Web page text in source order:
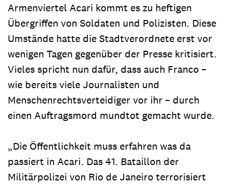
Armenviertel Acari kommt es zu heftigen
Übergriffen von Soldaten und Polizisten. Diese
Umstände hatte die Stadtverordnete erst vor
wenigen Tagen gegenüber der Presse kritisiert.
Vieles spricht nun dafür, dass auch Franco –
wie bereits viele Journalisten und
Menschenrechtsverteidiger vor ihr – durch
einen Auftragsmord mundtot gemacht wurde.
„Die Öffentlichkeit muss erfahren was da
passiert in Acari. Das 41. Bataillon der
Militärpolizei von Rio de Janeiro terrorisiert